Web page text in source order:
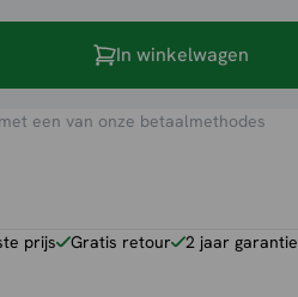
In winkelwagen
een van onze betaalmethodes
prijs Gratis retour 2 jaar garantie